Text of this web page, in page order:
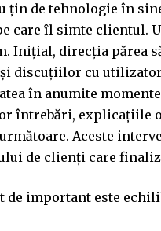
țin de tehnologie în
care îl simte clientul.
Inițial, direcția părea
discuțiilor cu
în anumite
întrebări, explicațiile
Aceste
de clienți care
de important este